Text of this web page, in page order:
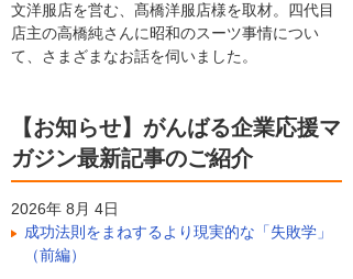
文洋服店を営む、髙橋洋服店様を取材。四代目
店主の高橋純さんに昭和のスーツ事情につい
て、さまざまなお話を伺いました。
【お知らせ】がんばる企業応援マ
ガジン最新記事のご紹介
2026年 8月 4日
成功法則をまねするより現実的な「失敗学」
（前編）